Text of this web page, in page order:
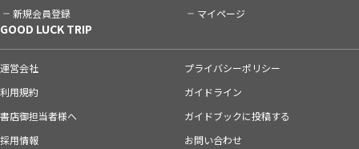
新規会員登録 マイページ
GOOD LUCK TRIP
運営会社
プライバシーポリシー
利用規約
ガイドライン
書店御担当者様へ
ガイドブックに投稿する
採用情報
お問い合わせ